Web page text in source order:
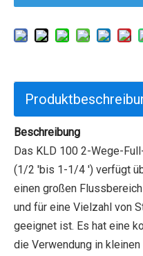
Beschreibung
Das KLD 100 2-Wege-
(1/2 'bis 1-1/4 ') verfügt
einen großen
und für eine Vielzahl von
geeignet ist. Es hat eine
die Verwendung in